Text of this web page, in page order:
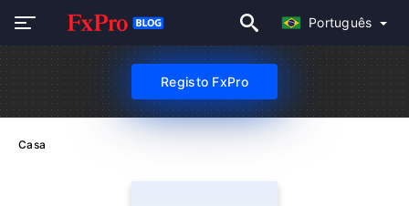
Português
Registo FxPro
Casa